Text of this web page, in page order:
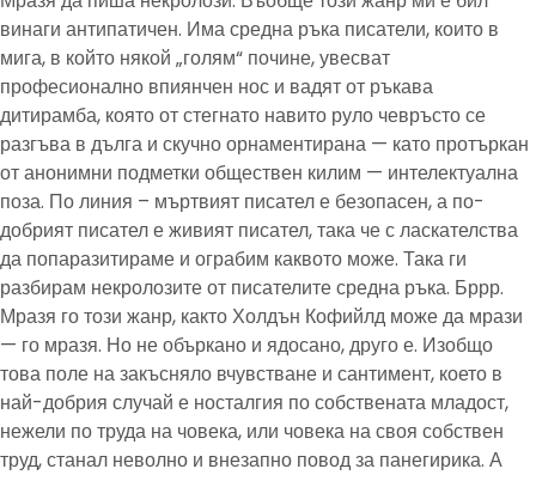
винаги антипатичен. Има средна ръка писатели, които в
мига, в който някой „голям“ почине, увесват
професионално впиянчен нос и вадят от ръкава
дитирамба, която от стегнато навито руло чевръсто се
разгъва в дълга и скучно орнаментирана — като протъркан
от анонимни подметки обществен килим — интелектуална
поза. По линия – мъртвият писател е безопасен, а по-
добрият писател е живият писател, така че с ласкателства
да попаразитираме и ограбим каквото може. Така ги
разбирам некролозите от писателите средна ръка. Бррр.
Мразя го този жанр, както Холдън Кофийлд може да мрази
— го мразя. Но не объркано и ядосано, друго е. Изобщо
това поле на закъсняло вчувстване и сантимент, което в
най-добрия случай е носталгия по собствената младост,
нежели по труда на човека, или човека на своя собствен
труд, станал неволно и внезапно повод за панегирика. А